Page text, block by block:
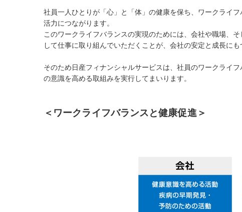
社員一人ひとりが「心」と「体」の健康を保ち、ワークライ
活力につながります。
このワークライフバランスの実現のためには、会社や職場、
して仕事に取り組んでいただくことが、会社の安定と成長に
そのため日産フィナンシャルサービスは、社員のワークライ
の意識を高める取組みを実行してまいります。
＜ワークライフバランスと健康促進＞